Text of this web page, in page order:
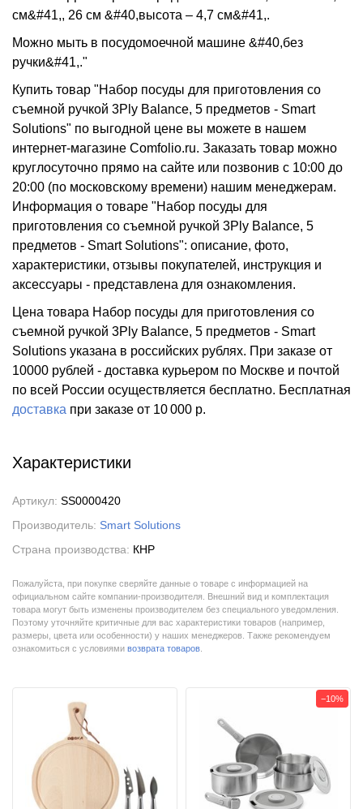
см&#41,, 26 см &#40,высота – 4,7 см&#41,.
Можно мыть в посудомоечной машине &#40,без
ручки&#41,."
Купить товар "Набор посуды для приготовления со
съемной ручкой 3Ply Balance, 5 предметов - Smart
Solutions" по выгодной цене вы можете в нашем
интернет-магазине Comfolio.ru. Заказать товар можно
круглосуточно прямо на сайте или позвонив с 10:00 до
20:00 (по московскому времени) нашим менеджерам.
Информация о товаре "Набор посуды для
приготовления со съемной ручкой 3Ply Balance, 5
предметов - Smart Solutions": описание, фото,
характеристики, отзывы покупателей, инструкция и
аксессуары - представлена для ознакомления.
Цена товара Набор посуды для приготовления со
съемной ручкой 3Ply Balance, 5 предметов - Smart
Solutions указана в российских рублях. При заказе от
10000 рублей - доставка курьером по Москве и почтой
по всей России осуществляется бесплатно. Бесплатная
доставка при заказе от 10 000 р.
Характеристики
Артикул: SS0000420
Производитель: Smart Solutions
Страна производства: КНР
Пожалуйста, при покупке сверяйте данные о товаре с информацией на
официальном сайте компании-производителя. Внешний вид и комплектация
товара могут быть изменены производителем без специального уведомления.
Поэтому уточняйте критичные для вас характеристики товаров (например,
размеры, цвета или особенности) у наших менеджеров. Также рекомендуем
ознакомиться с условиями возврата товаров
−10%